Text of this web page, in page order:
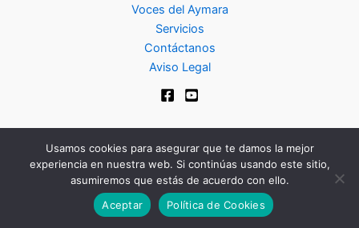
Voces del Aymara
Servicios
Contáctanos
Aviso Legal
Copyright © 2024 | Club de Aymara
Usamos cookies para asegurar que te damos la mejor
experiencia en nuestra web. Si continúas usando este sitio,
asumiremos que estás de acuerdo con ello.
Aceptar
Política de Cookies